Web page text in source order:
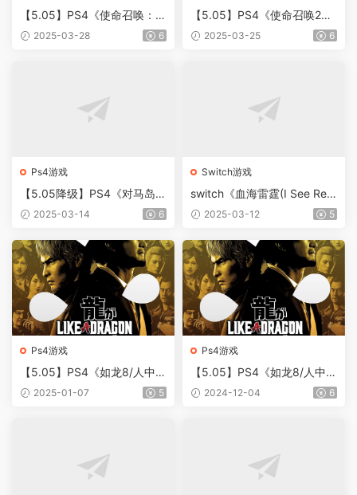
【5.05】PS4《使命召唤：1
9/20/21 战役合辑》中文版P
2025-03-28 6
【5.05】PS4《使命召唤20/
使命召唤现代战争3》CUSA3
2025-03-25 6
Ps4游戏
【5.05降级】PS4《对马岛之
魂/抗蒙奇侠/对马岛之魂导演
a)》港版中文PKG【含整合版
2.13补丁更新+全DLC+白金
存档】
2025-03-14 6
Switch游戏
switch《血海雷霆(I See Re
d)》[NSZ]美版中文【含1.0.2
2025-03-12 5
Ps4游戏
【5.05】PS4《如龙8/人中之
龙8:无限财富/无尽财富》CU
2025-01-07 5
Ps4游戏
【5.05】PS4《如龙8/人中之
龙8:无限财富/无尽财富》CU
2024-12-04 6